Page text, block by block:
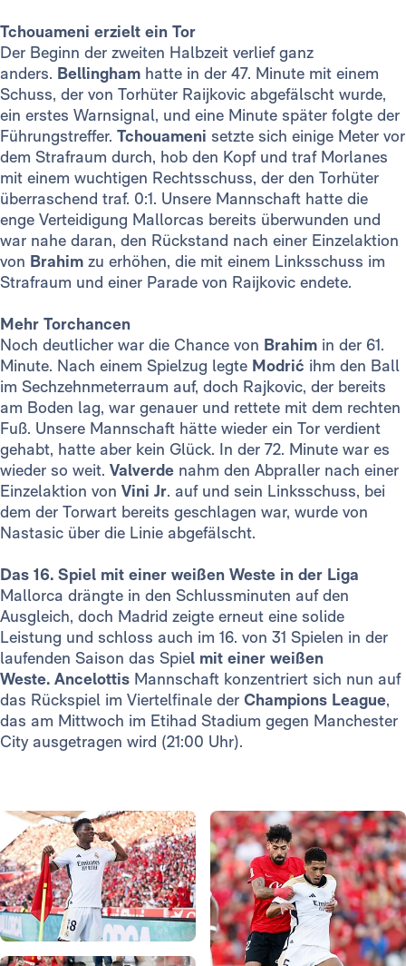
Tchouameni erzielt ein Tor
Der Beginn der zweiten Halbzeit verlief ganz
anders. Bellingham hatte in der 47. Minute mit einem
Schuss, der von Torhüter Raijkovic abgefälscht wurde,
ein erstes Warnsignal, und eine Minute später folgte der
Führungstreffer. Tchouameni setzte sich einige Meter vor
dem Strafraum durch, hob den Kopf und traf Morlanes
mit einem wuchtigen Rechtsschuss, der den Torhüter
überraschend traf. 0:1. Unsere Mannschaft hatte die
enge Verteidigung Mallorcas bereits überwunden und
war nahe daran, den Rückstand nach einer Einzelaktion
von Brahim zu erhöhen, die mit einem Linksschuss im
Strafraum und einer Parade von Raijkovic endete.
Mehr Torchancen
Noch deutlicher war die Chance von Brahim in der 61.
Minute. Nach einem Spielzug legte Modrić ihm den Ball
im Sechzehnmeterraum auf, doch Rajkovic, der bereits
am Boden lag, war genauer und rettete mit dem rechten
Fuß. Unsere Mannschaft hätte wieder ein Tor verdient
gehabt, hatte aber kein Glück. In der 72. Minute war es
wieder so weit. Valverde nahm den Abpraller nach einer
Einzelaktion von Vini Jr. auf und sein Linksschuss, bei
dem der Torwart bereits geschlagen war, wurde von
Nastasic über die Linie abgefälscht.
Das 16. Spiel mit einer weißen Weste in der Liga
Mallorca drängte in den Schlussminuten auf den
Ausgleich, doch Madrid zeigte erneut eine solide
Leistung und schloss auch im 16. von 31 Spielen in der
laufenden Saison das Spiel mit einer weißen
Weste. Ancelottis Mannschaft konzentriert sich nun auf
das Rückspiel im Viertelfinale der Champions League,
das am Mittwoch im Etihad Stadium gegen Manchester
City ausgetragen wird (21:00 Uhr).